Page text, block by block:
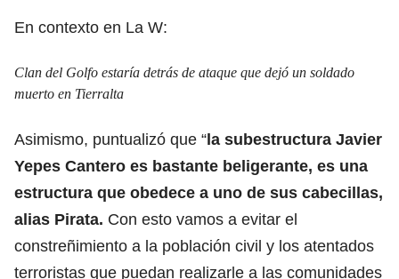
En contexto en La W:
Clan del Golfo estaría detrás de ataque que dejó un soldado
muerto en Tierralta
Asimismo, puntualizó que “ la subestructura Javier
Yepes Cantero es bastante beligerante, es una
estructura que obedece a uno de sus cabecillas,
alias Pirata. Con esto vamos a evitar el
constreñimiento a la población civil y los atentados
terroristas que puedan realizarle a las comunidades